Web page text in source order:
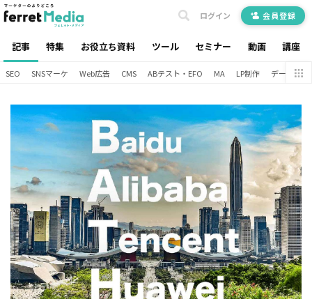
記事 特集 お役立ち資料 ツール セミナー 動画 講座
ログイン 会員登録
SEO SNSマーケ Web広告 CMS ABテスト・EFO MA LP制作 データ分析